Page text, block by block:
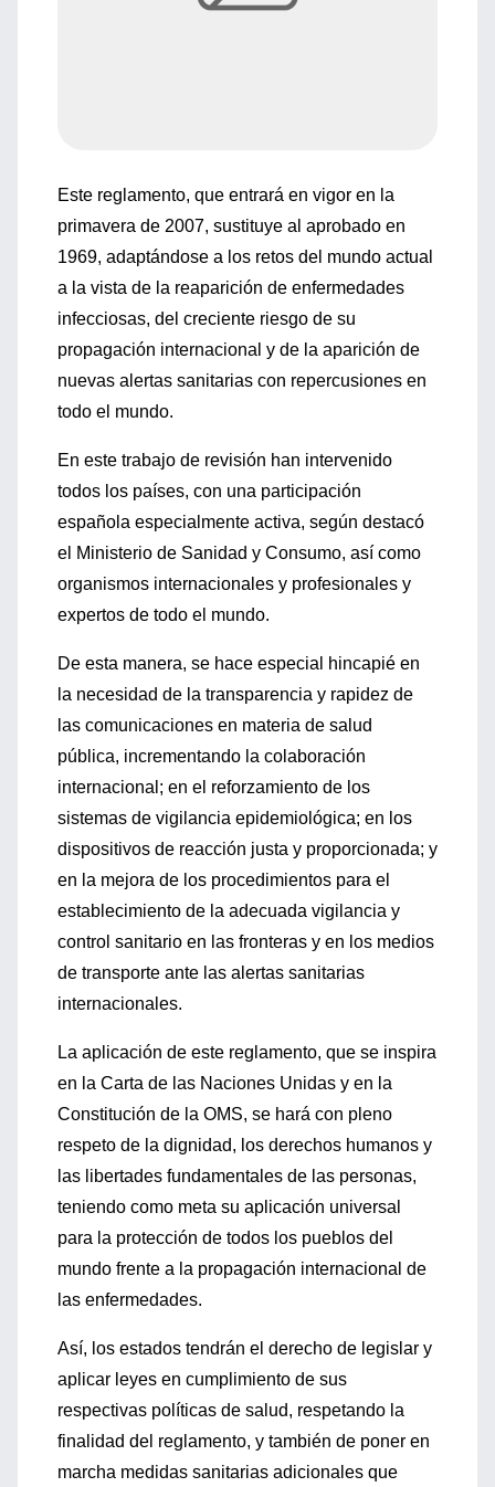
Este reglamento, que entrará en vigor en la
primavera de 2007, sustituye al aprobado en
1969, adaptándose a los retos del mundo actual
a la vista de la reaparición de enfermedades
infecciosas, del creciente riesgo de su
propagación internacional y de la aparición de
nuevas alertas sanitarias con repercusiones en
todo el mundo.
En este trabajo de revisión han intervenido
todos los países, con una participación
española especialmente activa, según destacó
el Ministerio de Sanidad y Consumo, así como
organismos internacionales y profesionales y
expertos de todo el mundo.
De esta manera, se hace especial hincapié en
la necesidad de la transparencia y rapidez de
las comunicaciones en materia de salud
pública, incrementando la colaboración
internacional; en el reforzamiento de los
sistemas de vigilancia epidemiológica; en los
dispositivos de reacción justa y proporcionada; y
en la mejora de los procedimientos para el
establecimiento de la adecuada vigilancia y
control sanitario en las fronteras y en los medios
de transporte ante las alertas sanitarias
internacionales.
La aplicación de este reglamento, que se inspira
en la Carta de las Naciones Unidas y en la
Constitución de la OMS, se hará con pleno
respeto de la dignidad, los derechos humanos y
las libertades fundamentales de las personas,
teniendo como meta su aplicación universal
para la protección de todos los pueblos del
mundo frente a la propagación internacional de
las enfermedades.
Así, los estados tendrán el derecho de legislar y
aplicar leyes en cumplimiento de sus
respectivas políticas de salud, respetando la
finalidad del reglamento, y también de poner en
marcha medidas sanitarias adicionales que